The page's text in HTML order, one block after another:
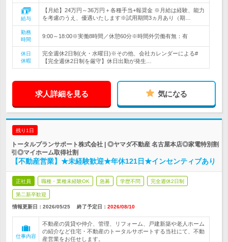
給与
【月給】24万円～36万円＋各種手当+報奨金 ※月給は経験、能力
を考慮のうえ、優遇いたします※試用期間3ヵ月あり（期…
勤務
時間
9:00～18:00※実働8時間／休憩60分※時間外労働有無：有
休日
休暇
完全週休2日制(火・水曜日)※その他、会社カレンダーによる#
【完全週休2日制を厳守】休日出勤が発生…
求人詳細を見る 気になる
残り1日
トータルプランサポート株式会社 | ◎ヤマダ不動産 名古屋本店◎家電特別割
引◎マイホーム取得社割
【不動産営業】★未経験歓迎★年休121日★インセンティブあり
正社員 職種・業種未経験OK 急募 学歴不問 完全週休2日制
第二新卒歓迎
情報更新日：2026/05/25 終了予定日： 2026/08/10
仕事内容
不動産の賃貸や仲介、管理、リフォーム、戸建新築や老人ホーム
の紹介など住宅・不動産のトータルサポートする当社にて、不動
産営業をお任せします。